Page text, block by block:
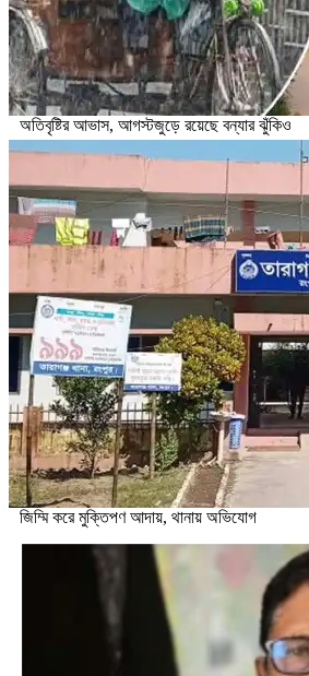
অতিবৃষ্টির আভাস, আগস্টজুড়ে রয়েছে বন্যার ঝুঁকিও
জিম্মি করে মুক্তিপণ আদায়, থানায় অভিযোগ